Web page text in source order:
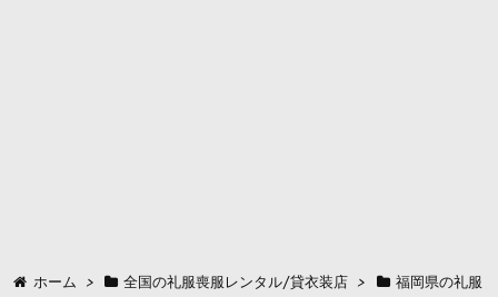
ホーム > 全国の礼服喪服レンタル/貸衣装店 >
福岡県の礼服